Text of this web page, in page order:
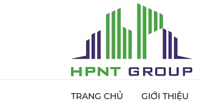
TRANG CHỦ GIỚI THIỆU